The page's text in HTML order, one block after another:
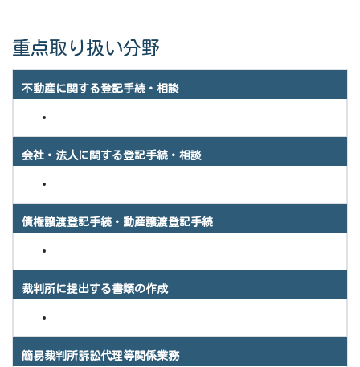
重点取り扱い分野
不動産に関する登記手続・相談
会社・法人に関する登記手続・相談
債権譲渡登記手続・動産譲渡登記手続
裁判所に提出する書類の作成
簡易裁判所訴訟代理等関係業務